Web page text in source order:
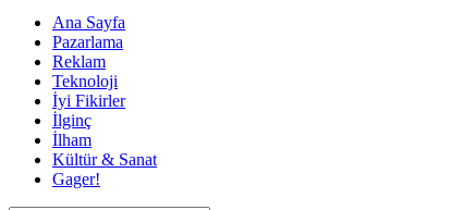
Ana Sayfa
Pazarlama
Reklam
Teknoloji
İyi Fikirler
İlginç
İlham
Kültür & Sanat
Gager!